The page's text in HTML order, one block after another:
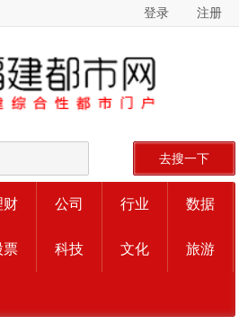
登录 注册
去搜一下
财 公司 行业 数据
票 科技 文化 旅游